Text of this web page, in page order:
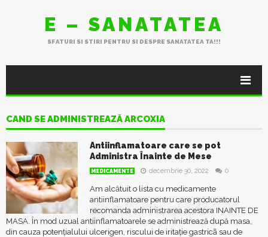
E – SANATATEA
SFATURI SI STIRI PENTRU SI DESPRE SANATATEA TA!!!
CAND SE ADMINISTREAZĂ ARCOXIA
Antiinflamatoare care se pot
Administra Înainte de Mese
MEDICAMENTE decembrie 30, 2022 0
Am alcătuit o lista cu medicamente
antiinflamatoare pentru care producatorul
recomanda administrarea acestora INAINTE DE
MASA. În mod uzual antiinflamatoarele se administrează după masa,
din cauza potențialului ulcerigen, riscului de iritație gastricã sau de